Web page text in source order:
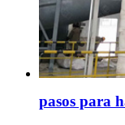
pasos para